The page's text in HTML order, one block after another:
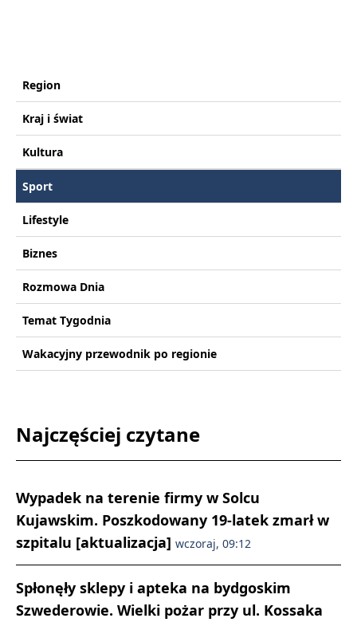
Region
Kraj i świat
Kultura
Sport
Lifestyle
Biznes
Rozmowa Dnia
Temat Tygodnia
Wakacyjny przewodnik po regionie
Najczęściej czytane
Wypadek na terenie firmy w Solcu
Kujawskim. Poszkodowany 19-latek zmarł w
szpitalu [aktualizacja] wczoraj, 09:12
Spłonęły sklepy i apteka na bydgoskim
Szwederowie. Wielki pożar przy ul. Kossaka